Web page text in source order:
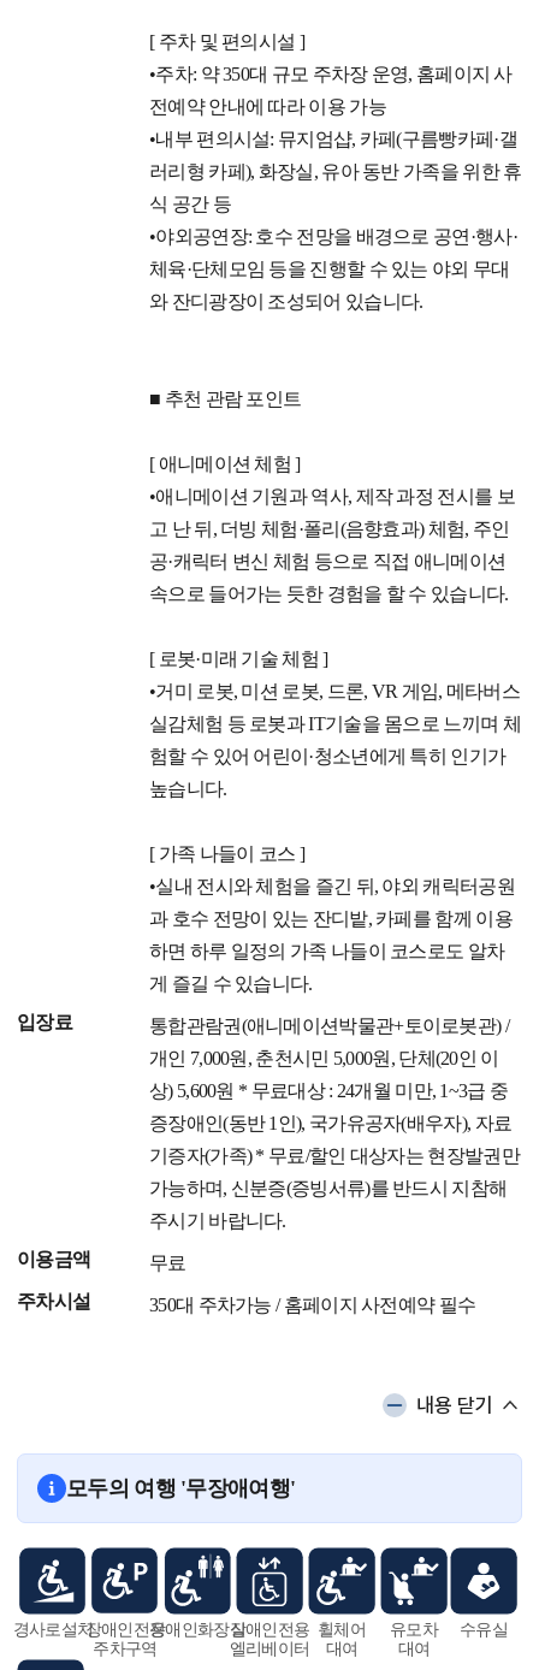
[ 주차 및 편의시설 ]
•주차: 약 350대 규모 주차장 운영, 홈페이지 사
전예약 안내에 따라 이용 가능
•내부 편의시설: 뮤지엄샵, 카페(구름빵카페·갤
러리형 카페), 화장실, 유아 동반 가족을 위한 휴
식 공간 등
•야외공연장: 호수 전망을 배경으로 공연·행사·
체육·단체모임 등을 진행할 수 있는 야외 무대
와 잔디광장이 조성되어 있습니다.
■ 추천 관람 포인트
[ 애니메이션 체험 ]
•애니메이션 기원과 역사, 제작 과정 전시를 보
고 난 뒤, 더빙 체험·폴리(음향효과) 체험, 주인
공·캐릭터 변신 체험 등으로 직접 애니메이션
속으로 들어가는 듯한 경험을 할 수 있습니다.
[ 로봇·미래 기술 체험 ]
•거미 로봇, 미션 로봇, 드론, VR 게임, 메타버스
실감체험 등 로봇과 IT기술을 몸으로 느끼며 체
험할 수 있어 어린이·청소년에게 특히 인기가
높습니다.
[ 가족 나들이 코스 ]
•실내 전시와 체험을 즐긴 뒤, 야외 캐릭터공원
과 호수 전망이 있는 잔디밭, 카페를 함께 이용
하면 하루 일정의 가족 나들이 코스로도 알차
게 즐길 수 있습니다.
입장료
통합관람권(애니메이션박물관+토이로봇관) /
개인 7,000원, 춘천시민 5,000원, 단체(20인 이
상) 5,600원 * 무료대상 : 24개월 미만, 1~3급 중
증장애인(동반 1인), 국가유공자(배우자), 자료
기증자(가족) * 무료/할인 대상자는 현장발권만
가능하며, 신분증(증빙서류)를 반드시 지참해
주시기 바랍니다.
이용금액
무료
주차시설
350대 주차가능 / 홈페이지 사전예약 필수
내용 닫기
모두의 여행 '무장애여행'
경사로설치장애인전용
주차구역
장애인화장실장애인전용
엘리베이터
휠체어
대여
유모차
대여
수유실